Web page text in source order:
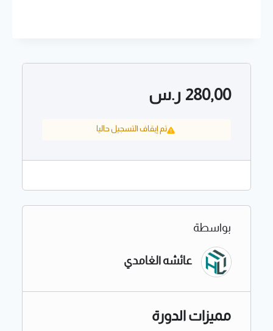
280,00 ر.س
تم إيقاف التسجيل حاليا
بواسطة
عائشه الغامدي
مميزات الدورة